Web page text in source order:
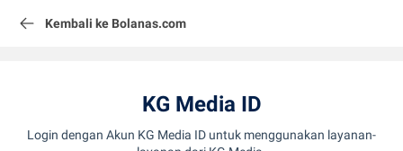
Kembali ke Bolanas.com
KG Media ID
Login dengan Akun KG Media ID untuk menggunakan layanan-